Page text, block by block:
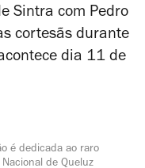
Sintra com Pedro
cortesãs durante
dia 11 de
é dedicada ao raro
de Queluz